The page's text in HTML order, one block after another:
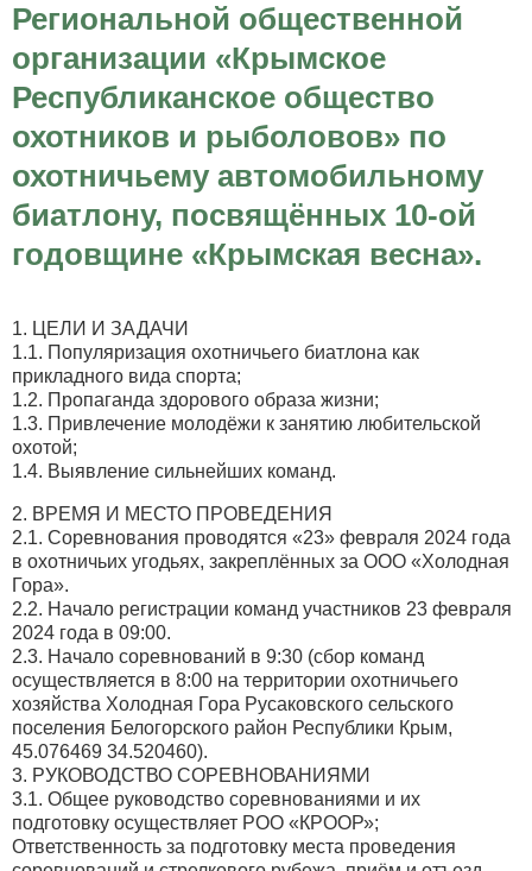
Региональной общественной
организации «Крымское
Республиканское общество
охотников и рыболовов» по
охотничьему автомобильному
биатлону, посвящённых 10-ой
годовщине «Крымская весна».
1. ЦЕЛИ И ЗАДАЧИ
1.1. Популяризация охотничьего биатлона как
прикладного вида спорта;
1.2. Пропаганда здорового образа жизни;
1.3. Привлечение молодёжи к занятию любительской
охотой;
1.4. Выявление сильнейших команд.
2. ВРЕМЯ И МЕСТО ПРОВЕДЕНИЯ
2.1. Соревнования проводятся «23» февраля 2024 года
в охотничьих угодьях, закреплённых за ООО «Холодная
Гора».
2.2. Начало регистрации команд участников 23 февраля
2024 года в 09:00.
2.3. Начало соревнований в 9:30 (сбор команд
осуществляется в 8:00 на территории охотничьего
хозяйства Холодная Гора Русаковского сельского
поселения Белогорского район Республики Крым,
45.076469 34.520460).
3. РУКОВОДСТВО СОРЕВНОВАНИЯМИ
3.1. Общее руководство соревнованиями и их
подготовку осуществляет РОО «КРООР»;
Ответственность за подготовку места проведения